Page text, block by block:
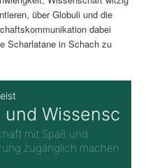
über Globuli und die
dabei
Scharlatane in Schach zu